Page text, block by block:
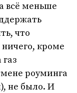
всё меньше
что
кроме
роуминга
не было. И